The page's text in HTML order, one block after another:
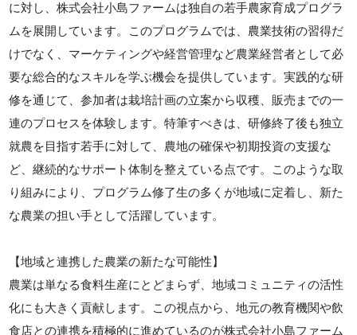
に対し、株式会社小島ファームは独自の若手農家育成プログラ
ムを展開しています。このプログラムでは、農業技術の習得だ
けでなく、マーケティングや経営管理など農業経営者として必
要な総合的なスキルを学ぶ機会を提供しています。実践的な研
修を通じて、参加者は栽培計画の立案から収穫、販売までの一
連のプロセスを体験します。特筆すべきは、研修終了後も独立
就農を目指す若手に対して、農地の確保や初期投資の支援な
ど、継続的なサポート体制を整えている点です。このような取
り組みにより、プログラム修了生の多くが地域に定着し、新た
な農業の担い手として活躍しています。
【地域と連携した農業の新たな可能性】
農業は単なる食料生産にとどまらず、地域コミュニティの活性
化にも大きく貢献します。この視点から、地元の教育機関や飲
食店との連携を積極的に進めているのが株式会社小島ファーム